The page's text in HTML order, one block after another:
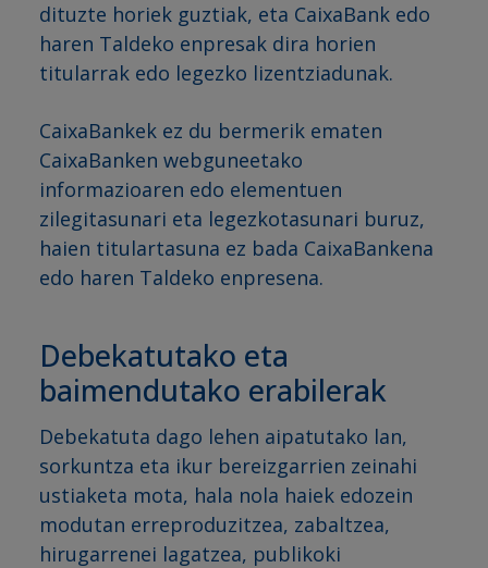
dituzte horiek guztiak, eta CaixaBank edo
haren Taldeko enpresak dira horien
titularrak edo legezko lizentziadunak.
CaixaBankek ez du bermerik ematen
CaixaBanken webguneetako
informazioaren edo elementuen
zilegitasunari eta legezkotasunari buruz,
haien titulartasuna ez bada CaixaBankena
edo haren Taldeko enpresena.
Debekatutako eta
baimendutako erabilerak
Debekatuta dago lehen aipatutako lan,
sorkuntza eta ikur bereizgarrien zeinahi
ustiaketa mota, hala nola haiek edozein
modutan erreproduzitzea, zabaltzea,
hirugarrenei lagatzea, publikoki